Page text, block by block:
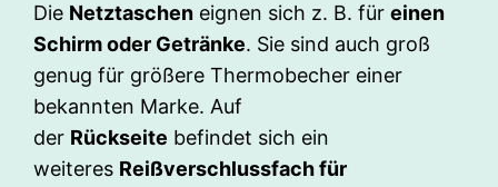
Die Netztaschen eignen sich z. B. füreinen
Schirm oder Getränke. Sie sind auch groß
genug für größere Thermobecher einer
bekannten Marke. Auf
der Rückseite befindet sich ein
weiteres Reißverschlussfach für